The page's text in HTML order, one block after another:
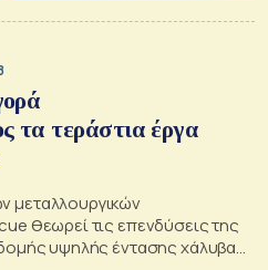
τα τεράστια έργα
μεταλλουργικών
θεωρεί τις επενδύσεις της
υψηλής έντασης χάλυβα